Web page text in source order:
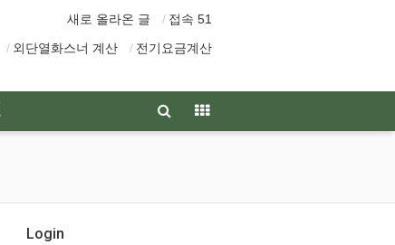
새로 올라온 글
접속 51
외단열화스너 계산 전기요금계산
Login